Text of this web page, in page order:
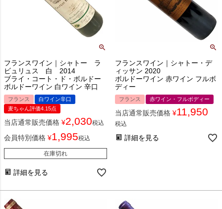
フランスワイン｜シャトー ラ
ビュリュス 白 2014
ブライ・コート・ド・ボルドー
ボルドーワイン 白ワイン 辛口
フランス
白ワイン辛口
麦ちゃん評価4.15点
当店通常販売価格 ¥2,030税込
会員特別価格 ¥1,995税込
在庫切れ
詳細を見る
フランスワイン｜シャトー・デ
ィッサン 2020
ボルドーワイン 赤ワイン フルボ
ディー
フランス 赤ワイン・フルボディー
当店通常販売価格 ¥11,950
税込
詳細を見る